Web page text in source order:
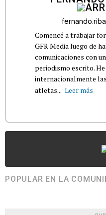
Comencé a trabajar
GFR Media luego de
comunicaciones con
periodismo escrito.
internacionalmente
atletas... Leer más
POPULAR EN LA